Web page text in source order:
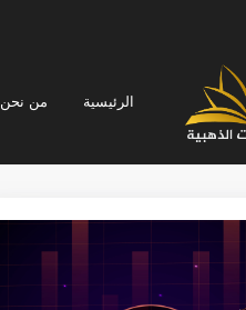
الرئيسية من نحن